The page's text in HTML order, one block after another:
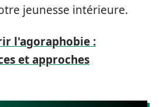
jeunesse intérieure.
l'agoraphobie :
et approches